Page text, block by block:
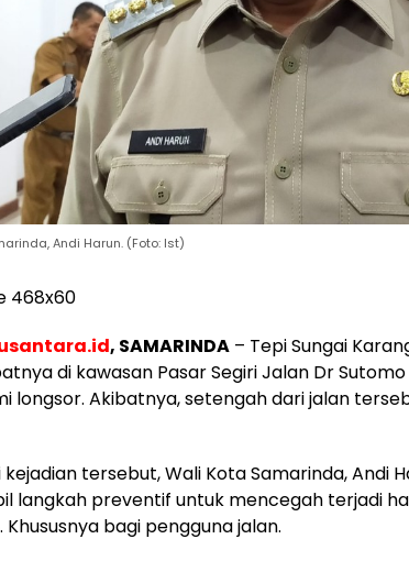
Andi Harun. (Foto: Ist)
, SAMARINDA – Tepi Sungai
di kawasan Pasar Segiri Jalan Dr Sutomo
longsor. Akibatnya, setengah dari jalan
tersebut, Wali Kota Samarinda, Andi
langkah preventif untuk mencegah terjadi
Khususnya bagi pengguna jalan.